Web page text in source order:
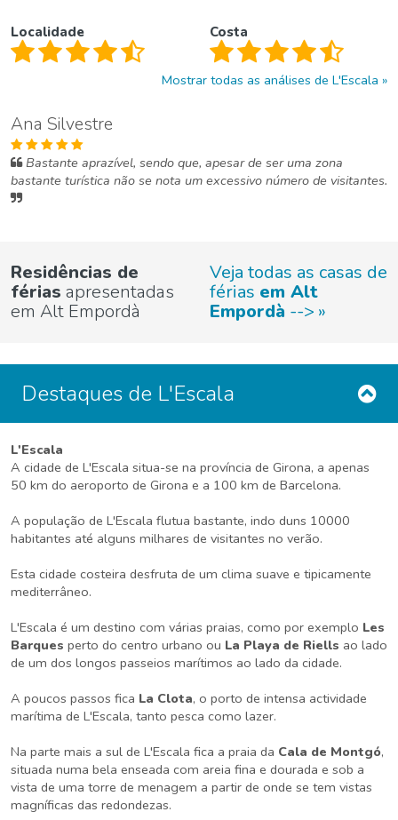
Localidade Costa
Mostrar todas as análises de L'Escala
Ana Silvestre
Bastante aprazível, sendo que, apesar de ser uma zona
bastante turística não se nota um excessivo número de visitantes.
Residências de
férias apresentadas
em Alt Empordà
Veja todas as casas de
férias em Alt
Empordà -->
Destaques de L'Escala
L'Escala
A cidade de L'Escala situa-se na província de Girona, a apenas
50 km do aeroporto de Girona e a 100 km de Barcelona.
A população de L'Escala flutua bastante, indo duns 10000
habitantes até alguns milhares de visitantes no verão.
Esta cidade costeira desfruta de um clima suave e tipicamente
mediterrâneo.
L'Escala é um destino com várias praias, como por exemplo Les
Barques perto do centro urbano ou La Playa de Riells ao lado
de um dos longos passeios marítimos ao lado da cidade.
A poucos passos fica La Clota, o porto de intensa actividade
marítima de L'Escala, tanto pesca como lazer.
Na parte mais a sul de L'Escala fica a praia da Cala de Montgó,
situada numa bela enseada com areia fina e dourada e sob a
vista de uma torre de menagem a partir de onde se tem vistas
magníficas das redondezas.